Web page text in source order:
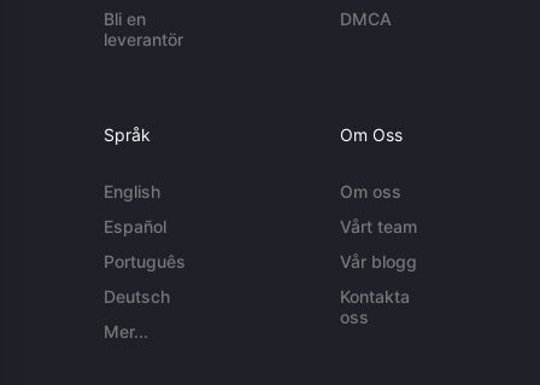
Bli en
leverantör
DMCA
Språk
English
Español
Português
Deutsch
Mer...
Om Oss
Om oss
Vårt team
Vår blogg
Kontakta
oss